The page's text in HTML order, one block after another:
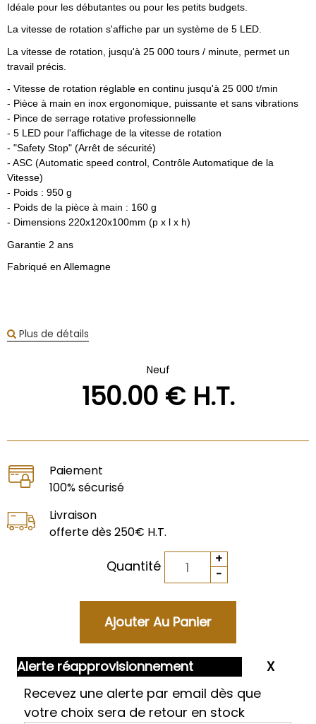
Idéale pour les débutantes ou pour les petits budgets.
La vitesse de rotation s'affiche par un système de 5 LED.
La vitesse de rotation, jusqu'à 25 000 tours / minute, permet un
travail précis.
- Vitesse de rotation réglable en continu jusqu'à 25 000 t/min
- Pièce à main en inox ergonomique, puissante et sans vibrations
- Pince de serrage rotative professionnelle
- 5 LED pour l'affichage de la vitesse de rotation
- "Safety Stop" (Arrêt de sécurité)
- ASC (Automatic speed control, Contrôle Automatique de la
Vitesse)
- Poids : 950 g
- Poids de la pièce à main : 160 g
- Dimensions 220x120x100mm (p x l x h)
Garantie 2 ans
Fabriqué en Allemagne
Plus de détails
Neuf
150.00€ H.T.
Paiement
100% sécurisé
Livraison
offerte dès 250€ H.T.
Quantité
Alerte réapprovisionnement
Recevez une alerte par email dès que
votre choix sera de retour en stock